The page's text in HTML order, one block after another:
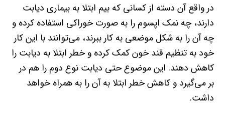
در واقع آن دسته از کسانی که بیم ابتلا به بیماری دیابت
دارند، چه نمک اپسوم را به صورت خوراکی استفاده کرده و
چه آن را به شکل موضعی به کار ببرند، می‌توانند با این کار
خود به تنظیم قند خون کمک کرده و خطر ابتلا به دیابت را
کاهش دهند. این موضوع حتی دیابت نوع دوم را هم در
بر می‌گیرد و کاهش خطر ابتلا به آن را به همراه خواهد
داشت.